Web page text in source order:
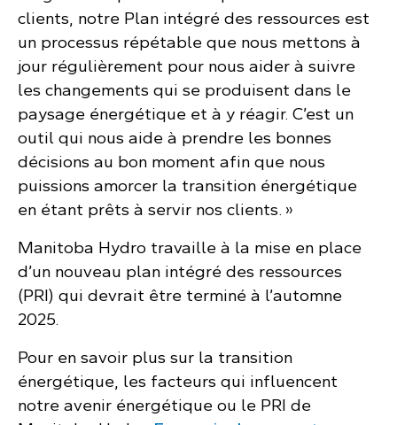
clients, notre Plan intégré des ressources est
un processus répétable que nous mettons à
jour régulièrement pour nous aider à suivre
les changements qui se produisent dans le
paysage énergétique et à y réagir. C’est un
outil qui nous aide à prendre les bonnes
décisions au bon moment afin que nous
puissions amorcer la transition énergétique
en étant prêts à servir nos clients. »
Manitoba Hydro travaille à la mise en place
d’un nouveau plan intégré des ressources
(PRI) qui devrait être terminé à l’automne
2025.
Pour en savoir plus sur la transition
énergétique, les facteurs qui influencent
notre avenir énergétique ou le PRI de